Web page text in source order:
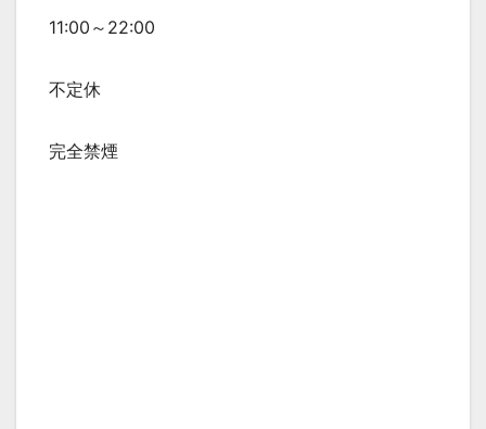
11:00～22:00
不定休
完全禁煙